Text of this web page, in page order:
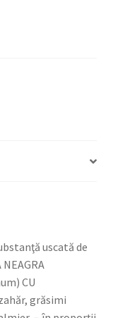
uscată de
CU
grăsimi